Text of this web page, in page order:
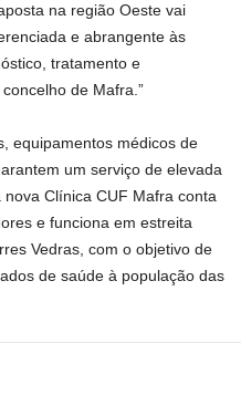
na região Oeste vai
e abrangente às
tratamento e
de Mafra.”
equipamentos médicos de
um serviço de elevada
Clínica CUF Mafra conta
e funciona em estreita
Vedras, com o objetivo de
de saúde à população das